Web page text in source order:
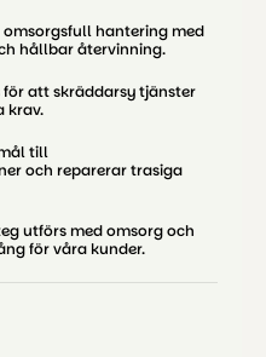
hantering med
hållbar återvinning.
att skräddarsy tjänster
krav.
till
och reparerar trasiga
utförs med omsorg och
för våra kunder.